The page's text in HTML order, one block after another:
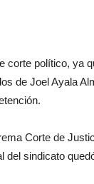
político, ya
de Joel Ayala
Corte de
del sindicato